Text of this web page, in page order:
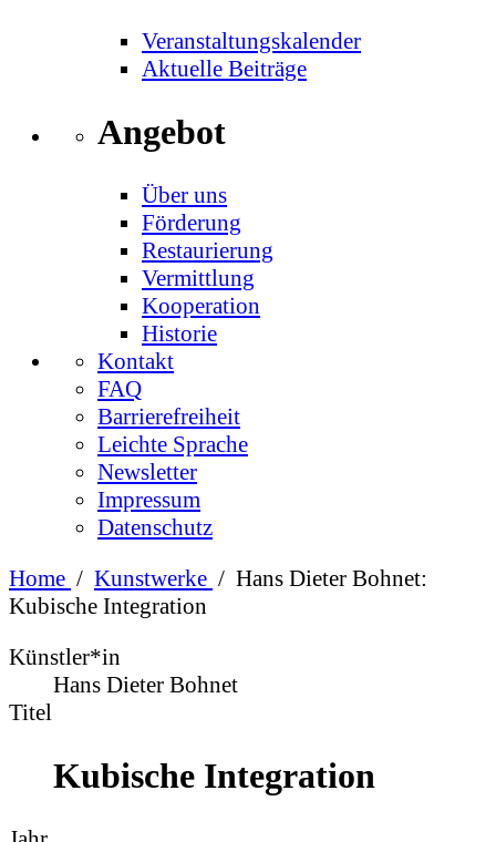
Veranstaltungskalender
Aktuelle Beiträge
Angebot
Über uns
Förderung
Restaurierung
Vermittlung
Kooperation
Historie
Kontakt
FAQ
Barrierefreiheit
Leichte Sprache
Newsletter
Impressum
Datenschutz
Home / Kunstwerke / Hans Dieter Bohnet:
Kubische Integration
Künstler*in
Hans Dieter Bohnet
Titel
Kubische Integration